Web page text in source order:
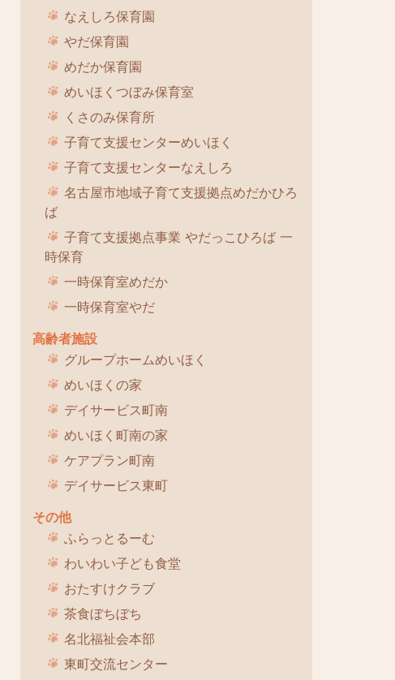
なえしろ保育園
やだ保育園
めだか保育園
めいほくつぼみ保育室
くさのみ保育所
子育て支援センターめいほく
子育て支援センターなえしろ
名古屋市地域子育て支援拠点めだかひろ
ば
子育て支援拠点事業 やだっこひろば 一
時保育
一時保育室めだか
一時保育室やだ
高齢者施設
グループホームめいほく
めいほくの家
デイサービス町南
めいほく町南の家
ケアプラン町南
デイサービス東町
その他
ふらっとるーむ
わいわい子ども食堂
おたすけクラブ
茶食ぼちぼち
名北福祉会本部
東町交流センター